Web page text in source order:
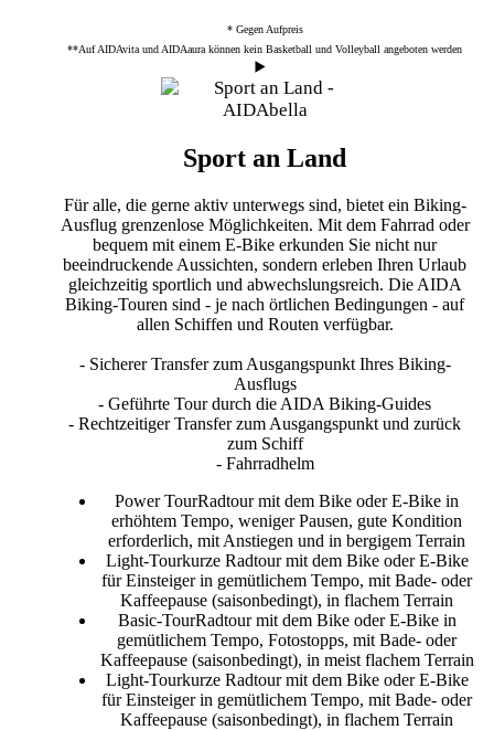
* Gegen Aufpreis
**Auf AIDAvita und AIDAaura können kein Basketball und Volleyball angeboten werden
Sport an Land
Für alle, die gerne aktiv unterwegs sind, bietet ein Biking-
Ausflug grenzenlose Möglichkeiten. Mit dem Fahrrad oder
bequem mit einem E-Bike erkunden Sie nicht nur
beeindruckende Aussichten, sondern erleben Ihren Urlaub
gleichzeitig sportlich und abwechslungsreich. Die AIDA
Biking-Touren sind - je nach örtlichen Bedingungen - auf
allen Schiffen und Routen verfügbar.
- Sicherer Transfer zum Ausgangspunkt Ihres Biking-
Ausflugs
- Geführte Tour durch die AIDA Biking-Guides
- Rechtzeitiger Transfer zum Ausgangspunkt und zurück
zum Schiff
- Fahrradhelm
Power TourRadtour mit dem Bike oder E-Bike in
erhöhtem Tempo, weniger Pausen, gute Kondition
erforderlich, mit Anstiegen und in bergigem Terrain
Light-Tourkurze Radtour mit dem Bike oder E-Bike
für Einsteiger in gemütlichem Tempo, mit Bade- oder
Kaffeepause (saisonbedingt), in flachem Terrain
Basic-TourRadtour mit dem Bike oder E-Bike in
gemütlichem Tempo, Fotostopps, mit Bade- oder
Kaffeepause (saisonbedingt), in meist flachem Terrain
Light-Tourkurze Radtour mit dem Bike oder E-Bike
für Einsteiger in gemütlichem Tempo, mit Bade- oder
Kaffeepause (saisonbedingt), in flachem Terrain